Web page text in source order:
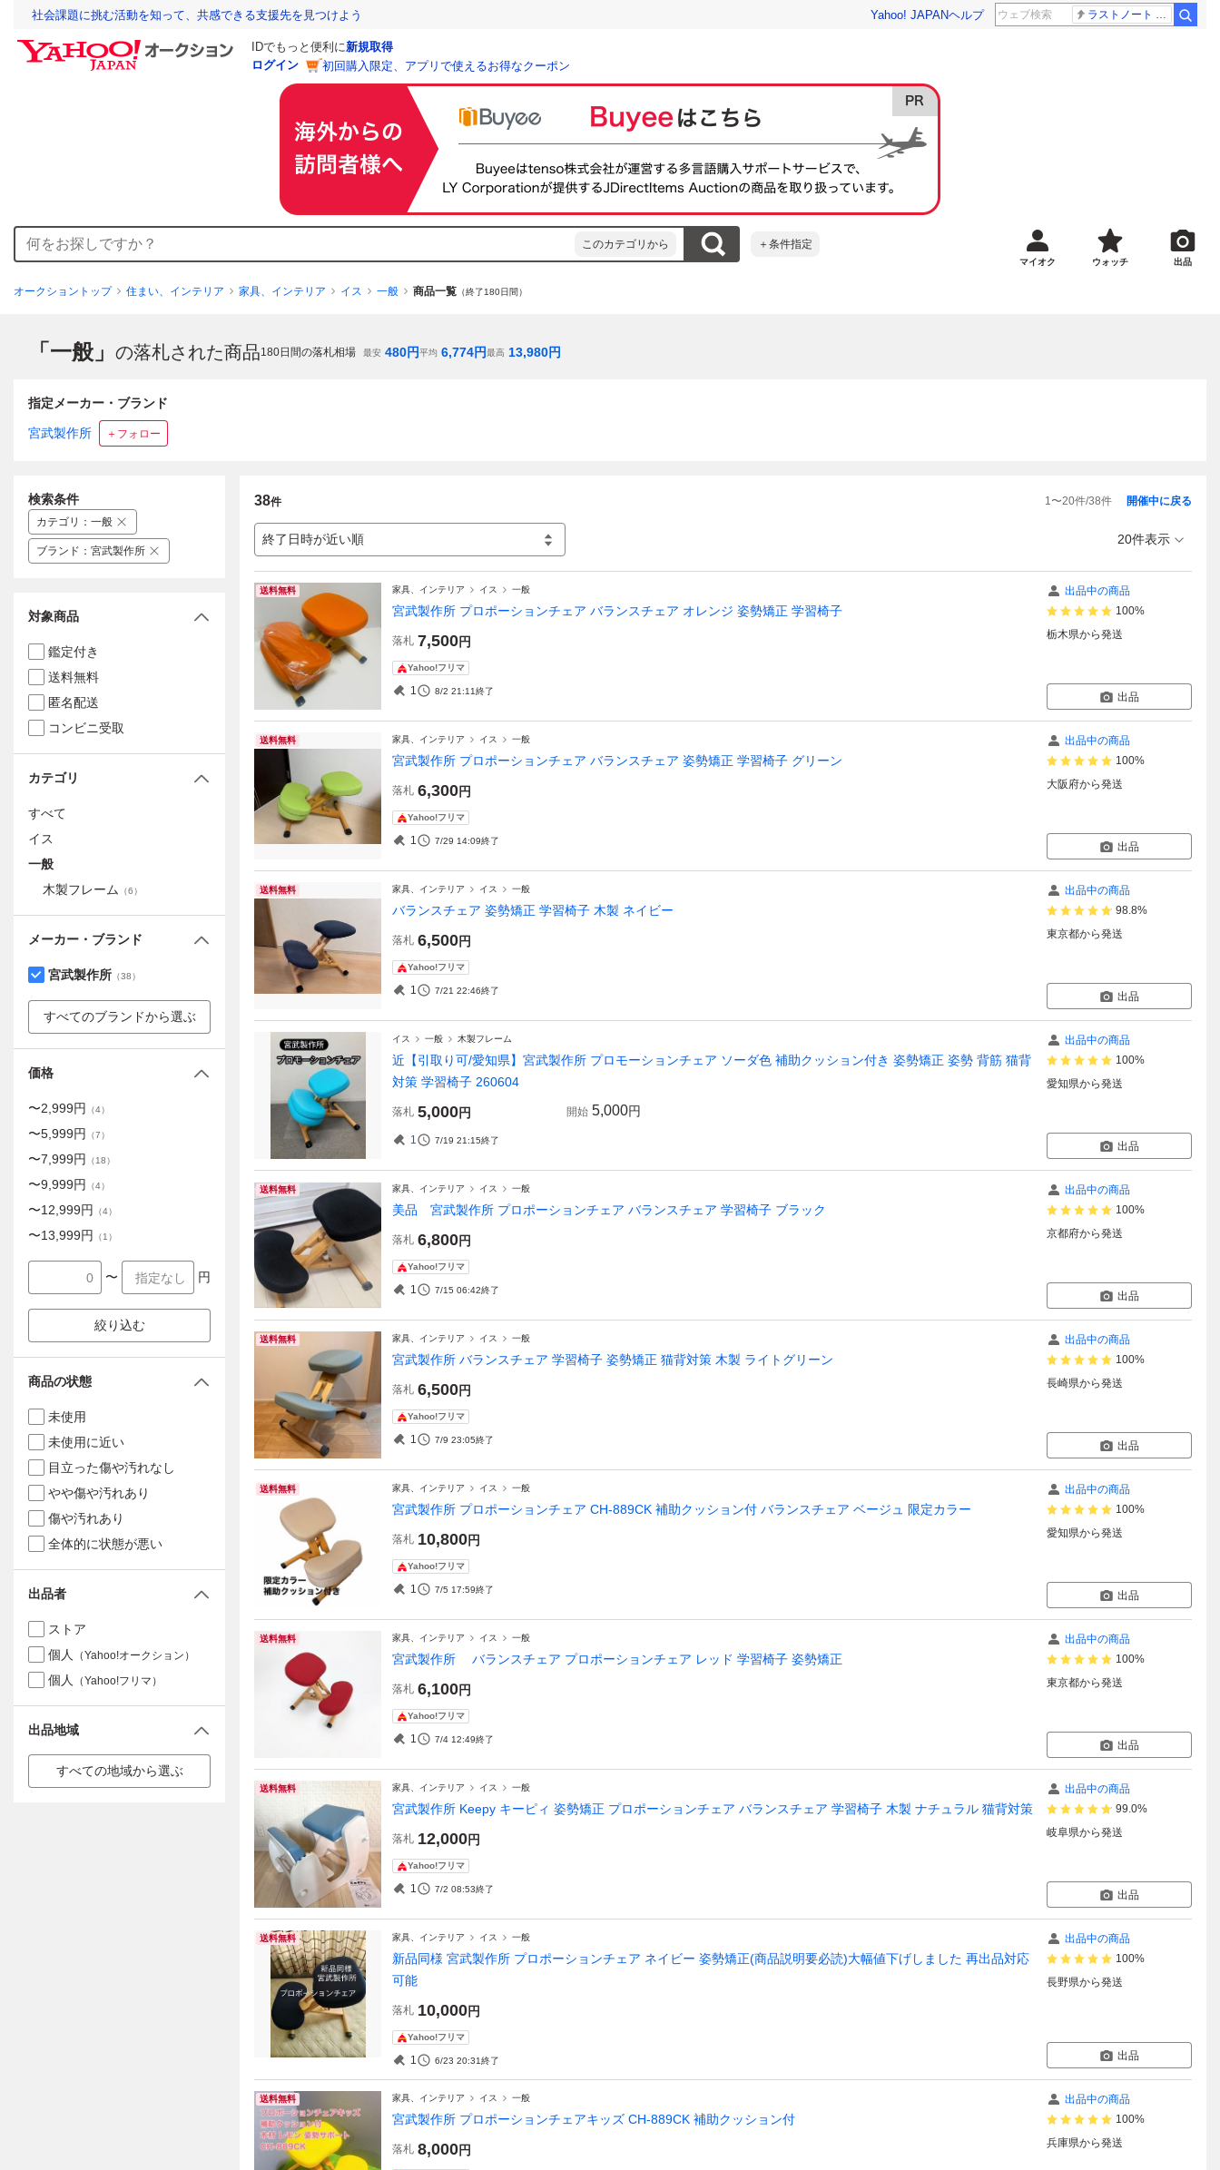
社会課題に挑む活動を知って、共感できる支援先を見つけよう Yahoo! JAPANヘルプ ラストノート 内田有紀
IDでもっと便利に新規取得
ログイン
初回購入限定、アプリで使えるお得なクーポン
このカテゴリから ＋条件指定
マイオク ウォッチ 出品
オークショントップ 住まい、インテリア 家具、インテリア イス 一般 商品一覧 （終了180日間）
「一般」 の落札された商品180日間の落札相場 最安 480円平均 6,774円最高 13,980円
指定メーカー・ブランド
宮武製作所 ＋フォロー
38件 1〜20件/38件
終了日時が近い順
開催中に戻る
20件表示
送料無料 家具、インテリア イス 一般
宮武製作所 プロポーションチェア バランスチェア オレンジ 姿勢矯正 学習椅子
落札 7,500円
Yahoo!フリマ
1 8/2 21:11終了
出品中の商品
100%
栃木県から発送
出品
送料無料 家具、インテリア イス 一般
宮武製作所 プロポーションチェア バランスチェア 姿勢矯正 学習椅子 グリーン
落札 6,300円
Yahoo!フリマ
1 7/29 14:09終了
出品中の商品
100%
大阪府から発送
出品
送料無料 家具、インテリア イス 一般
バランスチェア 姿勢矯正 学習椅子 木製 ネイビー
落札 6,500円
Yahoo!フリマ
1 7/21 22:46終了
出品中の商品
98.8%
東京都から発送
出品
イス 一般 木製フレーム
近【引取り可/愛知県】宮武製作所 プロモーションチェア ソーダ色 補助クッション付き 姿勢矯正 姿勢 背筋 猫背
対策 学習椅子 260604
落札 5,000円 開始 5,000円
1 7/19 21:15終了
出品中の商品
100%
愛知県から発送
出品
送料無料 家具、インテリア イス 一般
美品 宮武製作所 プロポーションチェア バランスチェア 学習椅子 ブラック
落札 6,800円
Yahoo!フリマ
1 7/15 06:42終了
出品中の商品
100%
京都府から発送
出品
送料無料 家具、インテリア イス 一般
宮武製作所 バランスチェア 学習椅子 姿勢矯正 猫背対策 木製 ライトグリーン
落札 6,500円
Yahoo!フリマ
1 7/9 23:05終了
出品中の商品
100%
長崎県から発送
出品
送料無料 家具、インテリア イス 一般
宮武製作所 プロポーションチェア CH-889CK 補助クッション付 バランスチェア ベージュ 限定カラー
落札 10,800円
Yahoo!フリマ
1 7/5 17:59終了
出品中の商品
100%
愛知県から発送
出品
送料無料 家具、インテリア イス 一般
宮武製作所 バランスチェア プロポーションチェア レッド 学習椅子 姿勢矯正
落札 6,100円
Yahoo!フリマ
1 7/4 12:49終了
出品中の商品
100%
東京都から発送
出品
送料無料 家具、インテリア イス 一般
宮武製作所 Keepy キーピィ 姿勢矯正 プロポーションチェア バランスチェア 学習椅子 木製 ナチュラル 猫背対策
落札 12,000円
Yahoo!フリマ
1 7/2 08:53終了
出品中の商品
99.0%
岐阜県から発送
出品
送料無料 家具、インテリア イス 一般
新品同様 宮武製作所 プロポーションチェア ネイビー 姿勢矯正(商品説明要必読)大幅値下げしました 再出品対応
可能
落札 10,000円
Yahoo!フリマ
1 6/23 20:31終了
出品中の商品
100%
長野県から発送
出品
送料無料 家具、インテリア イス 一般
宮武製作所 プロポーションチェアキッズ CH-889CK 補助クッション付
落札 8,000円
出品中の商品
100%
兵庫県から発送
検索条件
カテゴリ ： 一般
ブランド ： 宮武製作所
対象商品
鑑定付き
送料無料
匿名配送
コンビニ受取
カテゴリ
すべて
イス
一般
木製フレーム
（6）
メーカー・ブランド
宮武製作所 （38）
すべてのブランドから選ぶ
価格
〜2,999円 （4）
〜5,999円 （7）
〜7,999円 （18）
〜9,999円 （4）
〜12,999円 （4）
〜13,999円 （1 ）
〜 円
絞り込む
商品の状態
未使用
未使用に近い
目立った傷や汚れなし
やや傷や汚れあり
傷や汚れあり
全体的に状態が悪い
出品者
ストア
個人
（Yahoo!オークション）
個人 （Yahoo!フリマ）
出品地域
すべての地域から選ぶ